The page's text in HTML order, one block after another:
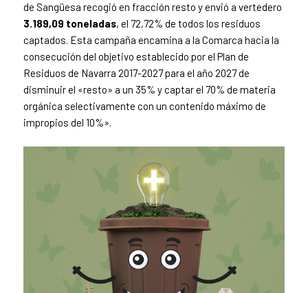
de Sangüesa recogió en fracción resto y envió a vertedero
3.189,09 toneladas, el 72,72% de todos los residuos
captados. Esta campaña encamina a la Comarca hacia la
consecución del objetivo establecido por el Plan de
Residuos de Navarra 2017-2027 para el año 2027 de
disminuir el «resto» a un 35% y captar el 70% de materia
orgánica selectivamente con un contenido máximo de
impropios del 10%».